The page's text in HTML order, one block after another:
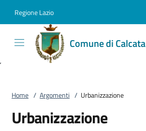
Regione Lazio
Comune di Calcata
Home / Argomenti / Urbanizzazione
Urbanizzazione